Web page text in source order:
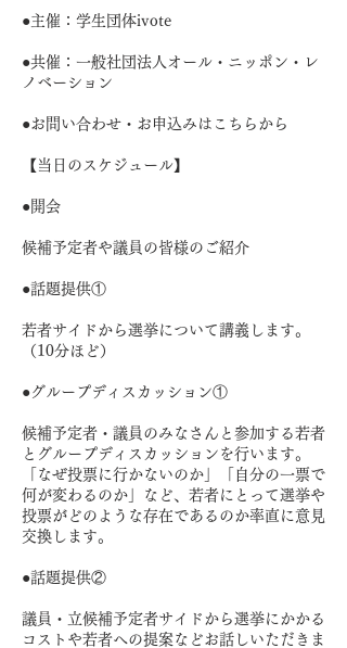
●主催：学生団体ivote
●共催：一般社団法人オール・ニッポン・レ
ノベーション
●お問い合わせ・お申込みはこちらから
【当日のスケジュール】
●開会
候補予定者や議員の皆様のご紹介
●話題提供①
若者サイドから選挙について講義します。
（10分ほど）
●グループディスカッション①
候補予定者・議員のみなさんと参加する若者
とグループディスカッションを行います。
「なぜ投票に行かないのか」「自分の一票で
何が変わるのか」など、若者にとって選挙や
投票がどのような存在であるのか率直に意見
交換します。
●話題提供②
議員・立候補予定者サイドから選挙にかかる
コストや若者への提案などお話しいただきま